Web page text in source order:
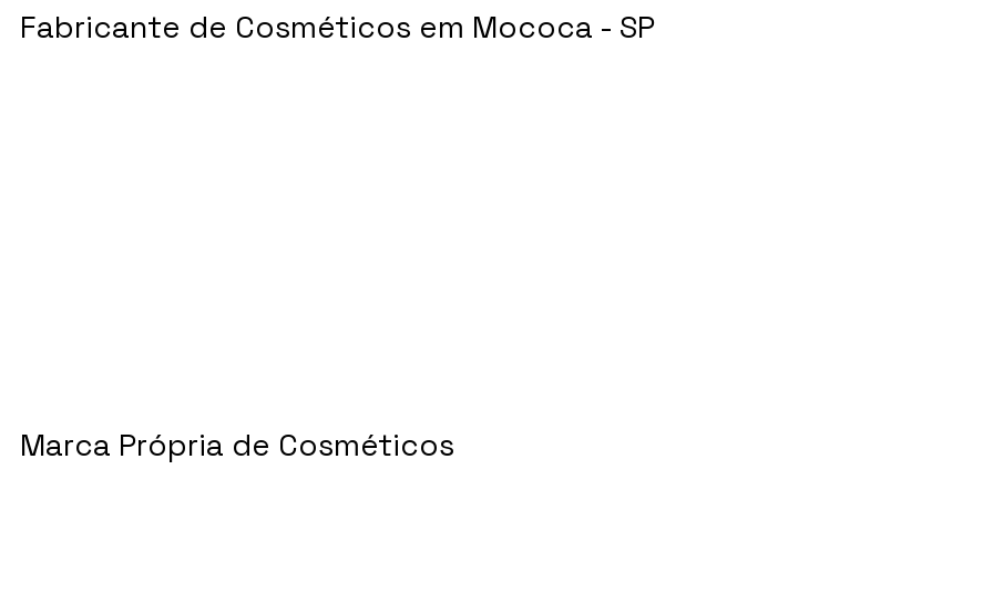
Fabricante de Cosméticos em Mococa - SP
Marca Própria de Cosméticos